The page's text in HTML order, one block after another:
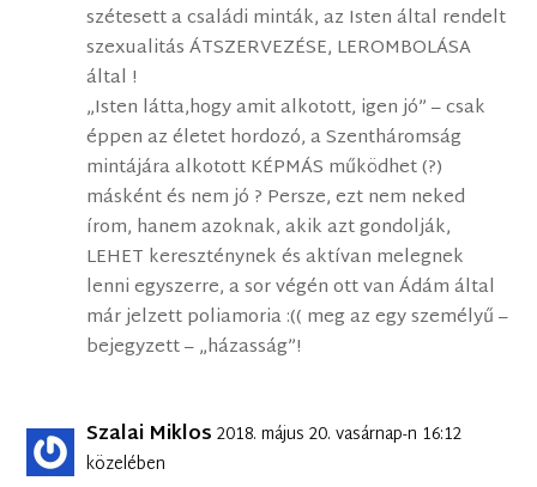
szétesett a családi minták, az Isten által rendelt
szexualitás ÁTSZERVEZÉSE, LEROMBOLÁSA
által !
„Isten látta,hogy amit alkotott, igen jó” – csak
éppen az életet hordozó, a Szentháromság
mintájára alkotott KÉPMÁS működhet (?)
másként és nem jó ? Persze, ezt nem neked
írom, hanem azoknak, akik azt gondolják,
LEHET kereszténynek és aktívan melegnek
lenni egyszerre, a sor végén ott van Ádám által
már jelzett poliamoria :(( meg az egy személyű –
bejegyzett – „házasság”!
Szalai Miklos 2018. május 20. vasárnap-n 16:12
közelében